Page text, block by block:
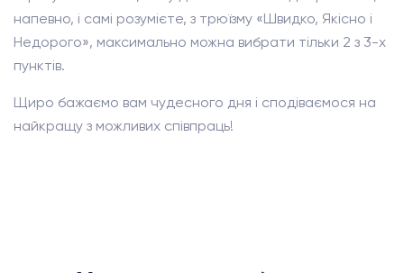
напевно, і самі розумієте, з трюїзму «Швидко, Якісно і
Недорого», максимально можна вибрати тільки 2 з 3-х
пунктів.
Щиро бажаємо вам чудесного дня і сподіваємося на
найкращу з можливих співпраць!